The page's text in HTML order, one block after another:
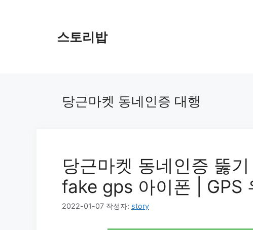
스토리밥
당근마켓 동네인증 대행
당근마켓 동네인증 뚫기
fake gps 아이폰 | GPS
2022-01-07 작성자: story